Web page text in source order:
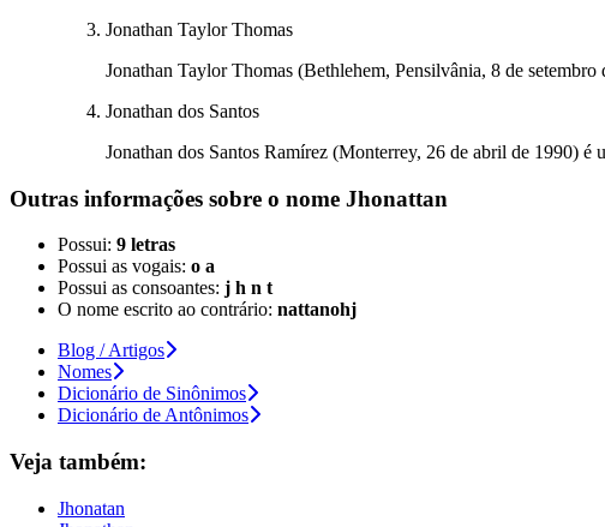
Jonathan Taylor Thomas
Jonathan Taylor Thomas (Bethlehem, Pensilvânia, 8 de
Jonathan dos Santos
Jonathan dos Santos Ramírez (Monterrey, 26 de abril de 1990)
Outras informações sobre o nome Jhonattan
Possui: 9 letras
Possui as vogais: o a
Possui as consoantes: j h n t
O nome escrito ao contrário: nattanohj
Blog / Artigos
Nomes
Dicionário de Sinônimos
Dicionário de Antônimos
Veja também:
Jhonatan